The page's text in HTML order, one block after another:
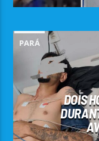
PARÁ
DOIS